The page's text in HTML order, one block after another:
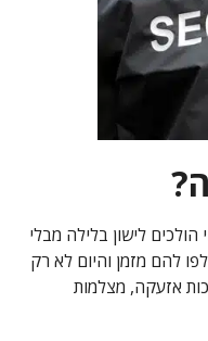
לישון בלילה מבלי
להם מזמן והיום לא רק
אזעקה, מצלמות